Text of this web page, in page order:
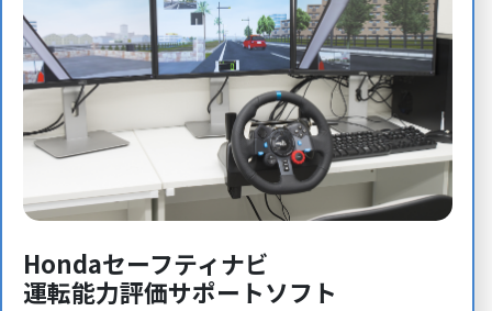
Hondaセーフティナビ
運転能力評価サポートソフト